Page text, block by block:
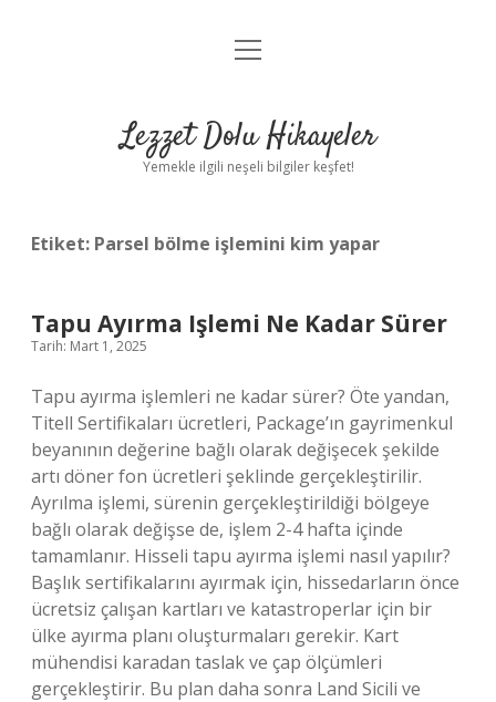
Anasayfa
Yasal Uyarı
menüyü
Lezzet Dolu Hikayeler
Yemekle ilgili neşeli bilgiler keşfet!
Etiket: Parsel bölme işlemini kim yapar
Tapu Ayırma Işlemi Ne Kadar Sürer
Tarih: Mart 1, 2025
Tapu ayırma işlemleri ne kadar sürer? Öte yandan,
Titell Sertifikaları ücretleri, Package’ın gayrimenkul
beyanının değerine bağlı olarak değişecek şekilde
artı döner fon ücretleri şeklinde gerçekleştirilir.
Ayrılma işlemi, sürenin gerçekleştirildiği bölgeye
bağlı olarak değişse de, işlem 2-4 hafta içinde
tamamlanır. Hisseli tapu ayırma işlemi nasıl yapılır?
Başlık sertifikalarını ayırmak için, hissedarların önce
ücretsiz çalışan kartları ve katastroperlar için bir
ülke ayırma planı oluşturmaları gerekir. Kart
mühendisi karadan taslak ve çap ölçümleri
gerçekleştirir. Bu plan daha sonra Land Sicili ve